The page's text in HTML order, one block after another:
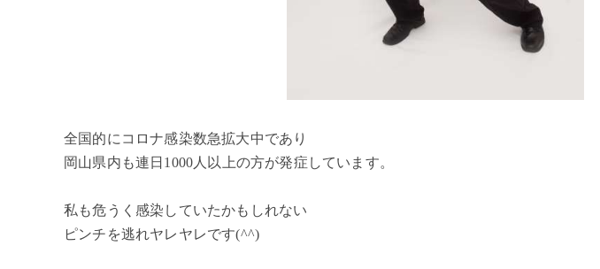
全国的にコロナ感染数急拡大中であり
岡山県内も連日1000人以上の方が発症しています。
私も危うく感染していたかもしれない
ピンチを逃れヤレヤレです(^^)